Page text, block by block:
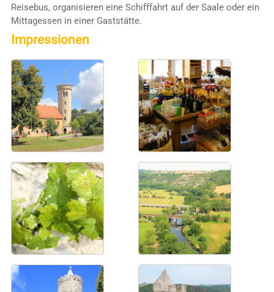
Reisebus, organisieren eine Schifffahrt auf der Saale oder ein
Mittagessen in einer Gaststätte.
Impressionen